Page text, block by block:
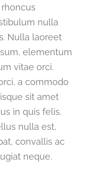
nulla
Nulla laoreet
elementum
vitae orci.
a commodo
sit amet
in quis felis.
nulla est,
convallis ac
neque.